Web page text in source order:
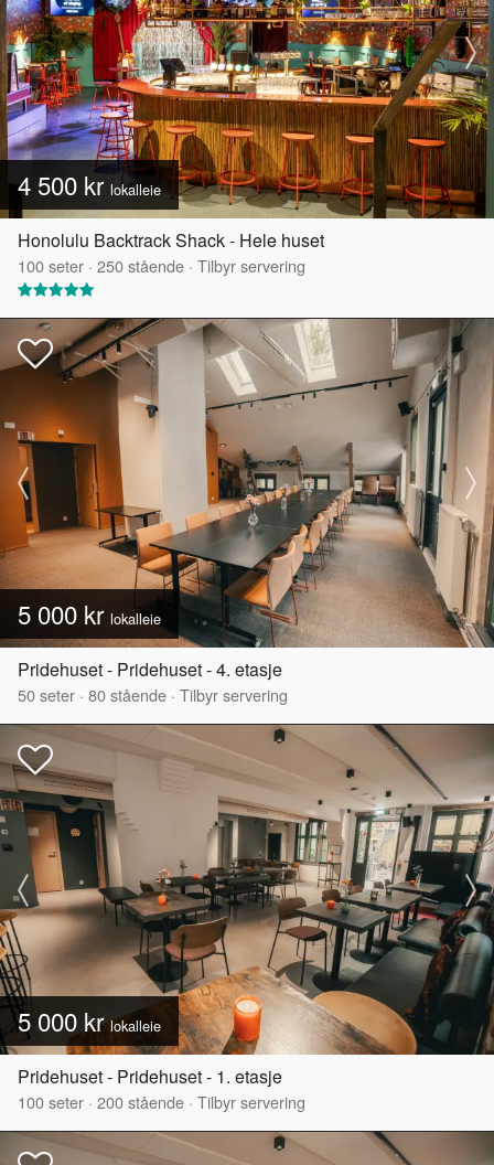
4 500 krlokalleie
Honolulu Backtrack Shack - Hele huset
100seter · 250stående · Tilbyr servering
5 000 kr lokalleie
Pridehuset - Pridehuset - 4. etasje
50seter · 80stående · Tilbyr servering
5 000 krlokalleie
Pridehuset - Pridehuset - 1. etasje
100seter · 200stående · Tilbyr servering